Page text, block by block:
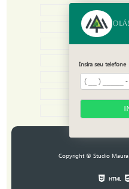
Copyright © Studio Maura
HTML
Insira seu telefone